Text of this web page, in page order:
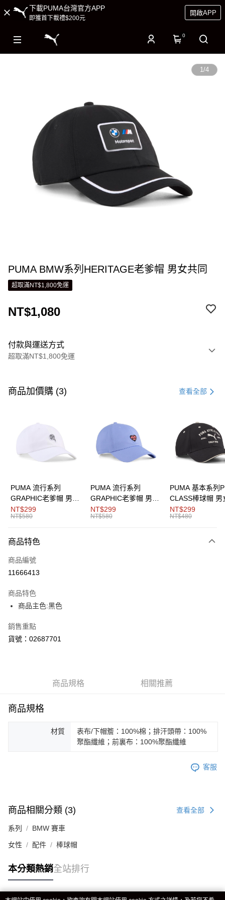
下載PUMA台灣官方APP
即獲首下載禮$200元
開啟APP
0
1/4
PUMA BMW系列HERITAGE老爹帽 男女共同
超取滿NT$1,800免運
NT$1,080
付款與運送方式
超取滿NT$1,800免運
信用卡一次付款
Apple Pay
Google Pay
貨到付款
付款後全家取貨
每筆NT$100，滿NT$1,800(含以上)免運費
付款後7-11取貨
每筆NT$100，滿NT$1,800(含以上)免運費
宅配(離島恕不配送)
宅配貨到付款(離島恕不配送)
商品加價購 (3) 查看全部
PUMA 流行系列
GRAPHIC老爹帽 男女
共同
NT$299
NT$580
PUMA 流行系列
GRAPHIC老爹帽 男女
共同
NT$299
NT$580
PUMA 基本系列
CLASS棒球帽 男
同
NT$299
NT$480
商品特色
商品編號
11666413
商品特色
商品主色:黑色
銷售重點
貨號：02687701
商品規格 相關推薦
商品規格
材質
表布/下帽簷：100%棉；排汗頭帶：100%
聚酯纖維；前裏布：100%聚酯纖維
客服
商品相關分類 (3) 查看全部
系列 BMW 賽車
女性 配件 棒球帽
本分類熱銷全站排行